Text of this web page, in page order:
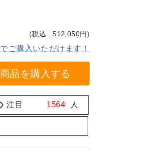
(税込 : 512,050円)
ご購入いただけます！
品を購入する
注目 1564 人